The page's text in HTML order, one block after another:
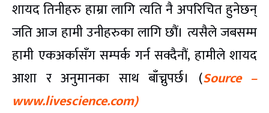
शायद तिनीहरु हाम्रा लागि त्यति नै अपरिचित हुनेछन्
जति आज हामी उनीहरुका लागि छौं। त्यसैले जबसम्म
हामी एकअर्कासँग सम्पर्क गर्न सक्दैनौं, हामीले शायद
आशा र अनुमानका साथ बाँच्नुपर्छ। (Source –
www.livescience.com)